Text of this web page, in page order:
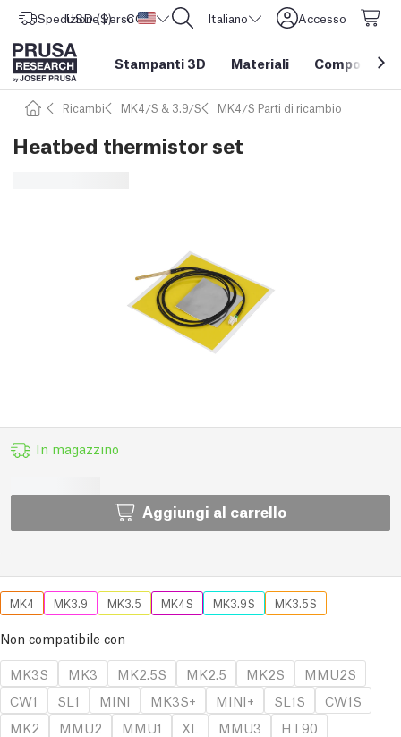
Spedizione verso Stati Uniti d'America
USD ($) CORE One L: Ora disponibile! Italiano Accesso
Stampanti 3D Materiali Componenti
Ricambi MK4/S & 3.9/S MK4/S Parti di ricambio
Heatbed thermistor set
In magazzino
Aggiungi al carrello
MK4 MK3.9 MK3.5 MK4S MK3.9S MK3.5S
Non compatibile con
MK3S
MK3 MK2.5S MK2.5 MK2S
MMU2S
CW1
SL1 MINI MK3S+ MINI+ SL1S
CW1S
MK2
MMU2 MMU1 XL MMU3
HT90